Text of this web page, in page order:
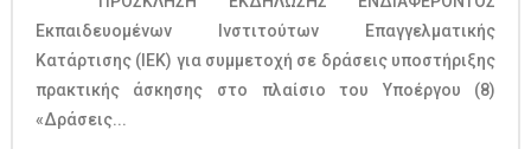
Εκπαιδευομένων Ινστιτούτων Επαγγελματικής
Κατάρτισης (ΙΕΚ) για συμμετοχή σε δράσεις υποστήριξης
πρακτικής άσκησης στο πλαίσιο του Υποέργου (8)
«Δράσεις...